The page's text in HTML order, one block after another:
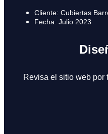
Cliente: Cubiertas
Fecha: Julio 2023
Revisa el sitio web por